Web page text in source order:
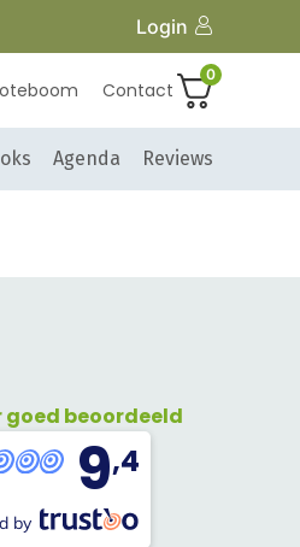
Login
Contact
0
Agenda Reviews
goed beoordeeld
9,4
by